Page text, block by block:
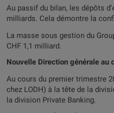
Au passif du bilan, les dépôts
milliards. Cela démontre la
La masse sous gestion du
CHF 1,1 milliard.
Nouvelle Direction générale au
Au cours du premier trimestre
chez LODH) à la tête de la
la division Private Banking.